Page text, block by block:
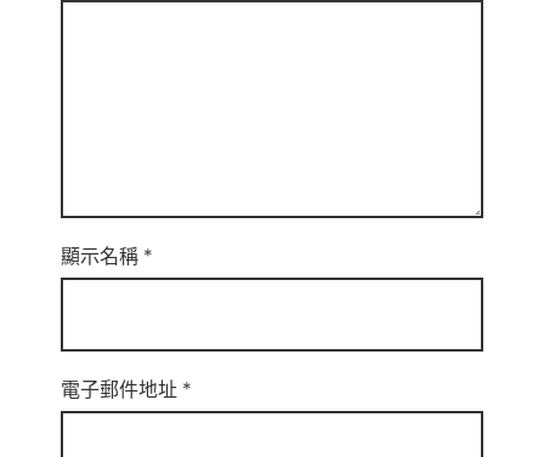
顯示名稱 *
電子郵件地址 *